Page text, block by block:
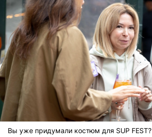
Вы уже придумали костюм для SUP FEST?